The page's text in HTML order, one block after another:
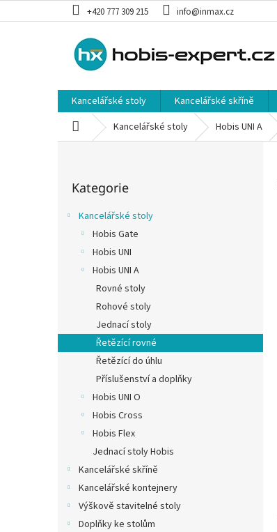
na
+420 777 309 215 info@inmax.cz
Kancelářské stoly Kancelářské skříně
Domů Kancelářské stoly Hobis UNI A
e
l
kategorie
Kategorie
Kancelářské stoly
Hobis Gate
Hobis UNI
Hobis UNI A
Rovné stoly
Rohové stoly
Jednací stoly
Řetězící rovné
Řetězící do úhlu
Příslušenství a doplňky
Hobis UNI O
Hobis Cross
Hobis Flex
Jednací stoly Hobis
Kancelářské skříně
Kancelářské kontejnery
Výškově stavitelné stoly
Doplňky ke stolům